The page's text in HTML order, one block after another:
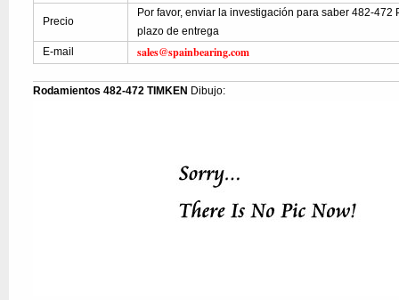
Precio
Por favor, enviar la investigación para saber 482-472
plazo de entrega
E-mail
sales@spainbearing.com
Rodamientos 482-472 TIMKEN Dibujo: